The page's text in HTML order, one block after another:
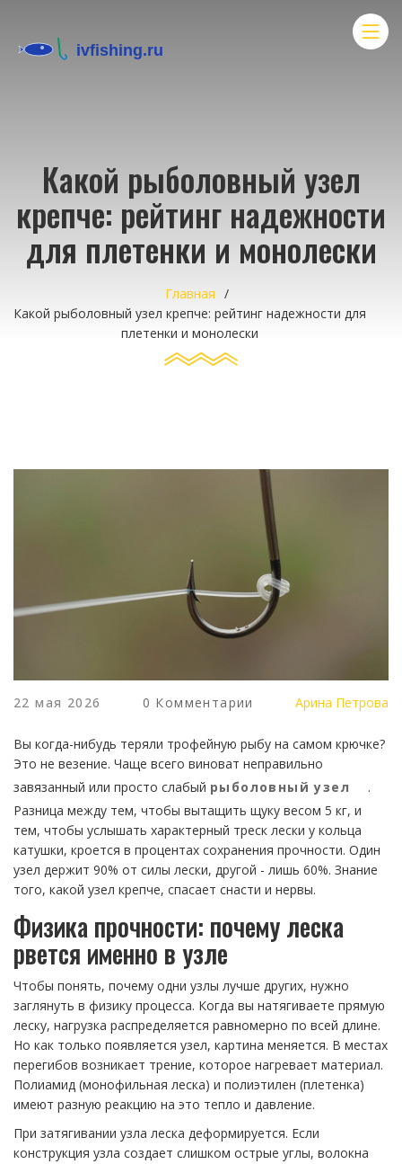
Какой рыболовный узел
крепче: рейтинг надежности
для плетенки и монолески
Главная
Какой рыболовный узел крепче: рейтинг надежности для
плетенки и монолески
22 мая 2026 0 Комментарии Арина Петрова
Вы когда-нибудь теряли трофейную рыбу на самом крючке?
Это не везение. Чаще всего виноват неправильно
завязанный или просто слабый рыболовный узел
.
Разница между тем, чтобы вытащить щуку весом 5 кг, и
тем, чтобы услышать характерный треск лески у кольца
катушки, кроется в процентах сохранения прочности. Один
узел держит 90% от силы лески, другой - лишь 60%. Знание
того, какой узел крепче, спасает снасти и нервы.
Физика прочности: почему леска
рвется именно в узле
Чтобы понять, почему одни узлы лучше других, нужно
заглянуть в физику процесса. Когда вы натягиваете прямую
леску, нагрузка распределяется равномерно по всей длине.
Но как только появляется узел, картина меняется. В местах
перегибов возникает трение, которое нагревает материал.
Полиамид (монофильная леска) и полиэтилен (плетенка)
имеют разную реакцию на это тепло и давление.
При затягивании узла леска деформируется. Если
конструкция узла создает слишком острые углы, волокна